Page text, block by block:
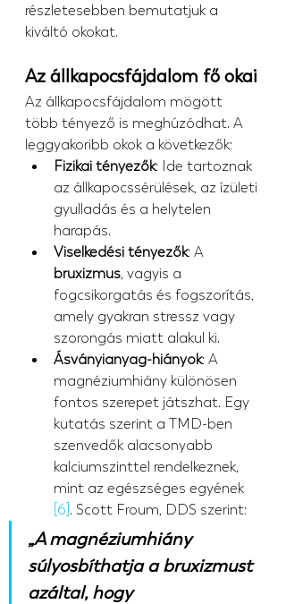
részletesebben bemutatjuk a
kiváltó okokat.
Az állkapocsfájdalom fő okai
Az állkapocsfájdalom mögött
több tényező is meghúzódhat. A
leggyakoribb okok a következők:
Fizikai tényezők: Ide tartoznak
az állkapocssérülések, az ízületi
gyulladás és a helytelen
harapás.
Viselkedési tényezők: A
bruxizmus, vagyis a
fogcsikorgatás és fogszorítás,
amely gyakran stressz vagy
szorongás miatt alakul ki.
Ásványianyag-hiányok: A
magnéziumhiány különösen
fontos szerepet játszhat. Egy
kutatás szerint a TMD-ben
szenvedők alacsonyabb
kalciumszinttel rendelkeznek,
mint az egészséges egyének
[6] . Scott Froum, DDS szerint:
„A magnéziumhiány
súlyosbíthatja a bruxizmust
azáltal, hogy